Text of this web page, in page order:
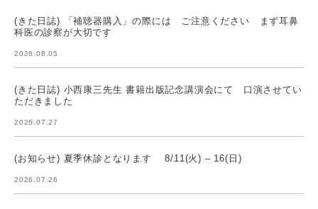
(きた日誌) 「補聴器購入」の際には ご注意ください まず耳鼻
科医の診察が大切です
2026.08.05
(きた日誌) 小西康三先生 書籍出版記念講演会にて 口演させてい
ただきました
2026.07.27
(お知らせ) 夏季休診となります 8/11(火) – 16(日)
2026.07.26